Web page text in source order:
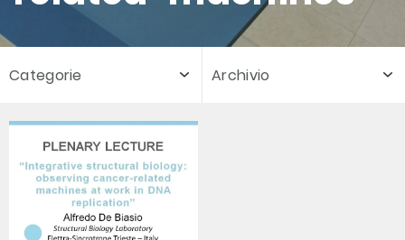
Categorie Archivio